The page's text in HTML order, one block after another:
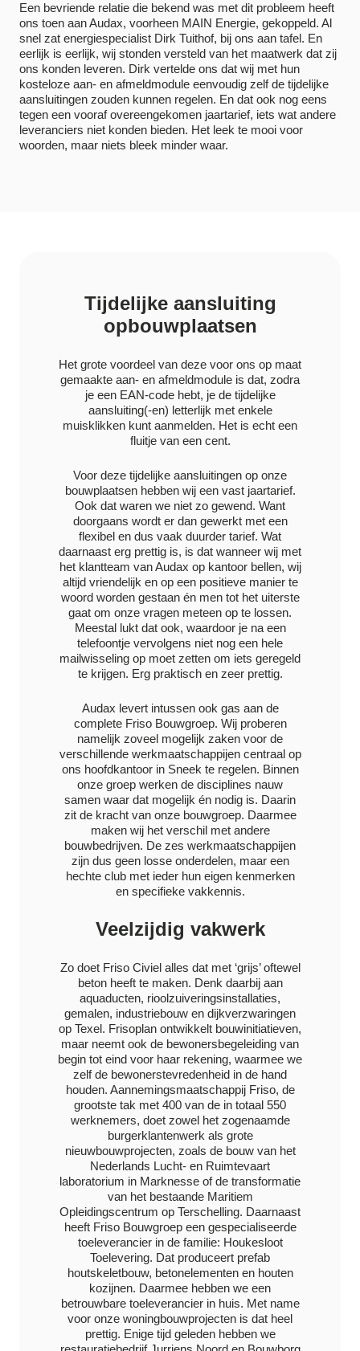
Een bevriende relatie die bekend was met dit probleem heeft
ons toen aan Audax, voorheen MAIN Energie, gekoppeld. Al
snel zat energiespecialist Dirk Tuithof, bij ons aan tafel. En
eerlijk is eerlijk, wij stonden versteld van het maatwerk dat zij
ons konden leveren. Dirk vertelde ons dat wij met hun
kosteloze aan- en afmeldmodule eenvoudig zelf de tijdelijke
aansluitingen zouden kunnen regelen. En dat ook nog eens
tegen een vooraf overeengekomen jaartarief, iets wat andere
leveranciers niet konden bieden. Het leek te mooi voor
woorden, maar niets bleek minder waar.
Tijdelijke aansluiting
opbouwplaatsen
Het grote voordeel van deze voor ons op maat
gemaakte aan- en afmeldmodule is dat, zodra
je een EAN-code hebt, je de tijdelijke
aansluiting(-en) letterlijk met enkele
muisklikken kunt aanmelden. Het is echt een
fluitje van een cent.
Voor deze tijdelijke aansluitingen op onze
bouwplaatsen hebben wij een vast jaartarief.
Ook dat waren we niet zo gewend. Want
doorgaans wordt er dan gewerkt met een
flexibel en dus vaak duurder tarief. Wat
daarnaast erg prettig is, is dat wanneer wij met
het klantteam van Audax op kantoor bellen, wij
altijd vriendelijk en op een positieve manier te
woord worden gestaan én men tot het uiterste
gaat om onze vragen meteen op te lossen.
Meestal lukt dat ook, waardoor je na een
telefoontje vervolgens niet nog een hele
mailwisseling op moet zetten om iets geregeld
te krijgen. Erg praktisch en zeer prettig.
Audax levert intussen ook gas aan de
complete Friso Bouwgroep. Wij proberen
namelijk zoveel mogelijk zaken voor de
verschillende werkmaatschappijen centraal op
ons hoofdkantoor in Sneek te regelen. Binnen
onze groep werken de disciplines nauw
samen waar dat mogelijk én nodig is. Daarin
zit de kracht van onze bouwgroep. Daarmee
maken wij het verschil met andere
bouwbedrijven. De zes werkmaatschappijen
zijn dus geen losse onderdelen, maar een
hechte club met ieder hun eigen kenmerken
en specifieke vakkennis.
Veelzijdig vakwerk
Zo doet Friso Civiel alles dat met ‘grijs’ oftewel
beton heeft te maken. Denk daarbij aan
aquaducten, rioolzuiveringsinstallaties,
gemalen, industriebouw en dijkverzwaringen
op Texel. Frisoplan ontwikkelt bouwinitiatieven,
maar neemt ook de bewonersbegeleiding van
begin tot eind voor haar rekening, waarmee we
zelf de bewonerstevredenheid in de hand
houden. Aannemingsmaatschappij Friso, de
grootste tak met 400 van de in totaal 550
werknemers, doet zowel het zogenaamde
burgerklantenwerk als grote
nieuwbouwprojecten, zoals de bouw van het
Nederlands Lucht- en Ruimtevaart
laboratorium in Marknesse of de transformatie
van het bestaande Maritiem
Opleidingscentrum op Terschelling. Daarnaast
heeft Friso Bouwgroep een gespecialiseerde
toeleverancier in de familie: Houkesloot
Toelevering. Dat produceert prefab
houtskeletbouw, betonelementen en houten
kozijnen. Daarmee hebben we een
betrouwbare toeleverancier in huis. Met name
voor onze woningbouwprojecten is dat heel
prettig. Enige tijd geleden hebben we